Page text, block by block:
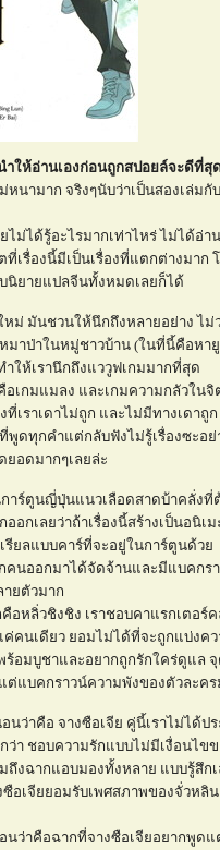
ให้อ่านเองก่อนถูกสปอยล์จะดีที่สุ
หนามาก จริงๆนับว่าเป็นสองเล่ม
ไม่ได้รู้อะไรมากเท่าไหร่ ไม่ได้อ่
ที่เรื่องนี้มีเป็นเรื่องที่แตกต่างมา
นิยายแปลจีนทั้งหมดเลยก็ได้
ม่ มันชวนให้นึกถึงหลายอย่าง ไ
มาป่าในหมู่ชาวบ้าน (ในที่นี้คือหา
ให้เรานึกถึงแววูฟเกมมากที่สุด
เกมแมลง และเกมความกลัวใน
เราเดาไม่ถูก และไม่มีทางเดาถู
พูดทุกคำแต่กลับฟังไม่รู้เรื่องซะ
อดมากๆเลยล่ะ
าร์ตูนญี่ปุ่นแนวเลือดสาดบ้าคลั่ง
กเลยว่าถ้าเรื่องนี้สร้างเป็นอนิเ
รียลแบบคาร์ที่จะอยู่ในการ์ตูนด้ว
กคนออกมาได้จัดจ้านและมีแบคก
ายตัวมาก
อหลิ่วชิงชิง เราชอบคาแรกเตอ
คนเดียว ยอมไม่ได้ที่จะถูกแบ่งค
อมบูชาและอยากถูกรักใคร่ดูแล
ต่แบคกราวน์ความพังของตัวละค
นว่าคือ จางซือเจีย คู่นี้เราไม่ได้
ว่า ชอบความรักแบบไม่มีเงื่อนไ
งฉากแอบมองทั้งหลาย แบบรู้สึกเ
ซือเจียยอมรับเพศสภาพของจั่วห
ว่าคือฉากที่จางซือเจียอยากพูด